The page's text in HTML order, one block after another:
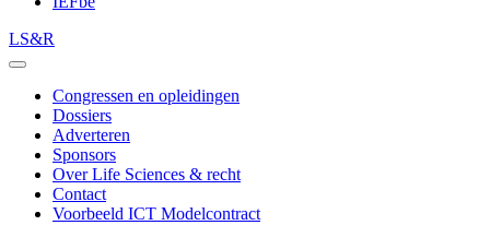
LS&R
Congressen en opleidingen
Dossiers
Adverteren
Sponsors
Over Life Sciences & recht
Contact
Voorbeeld ICT Modelcontract